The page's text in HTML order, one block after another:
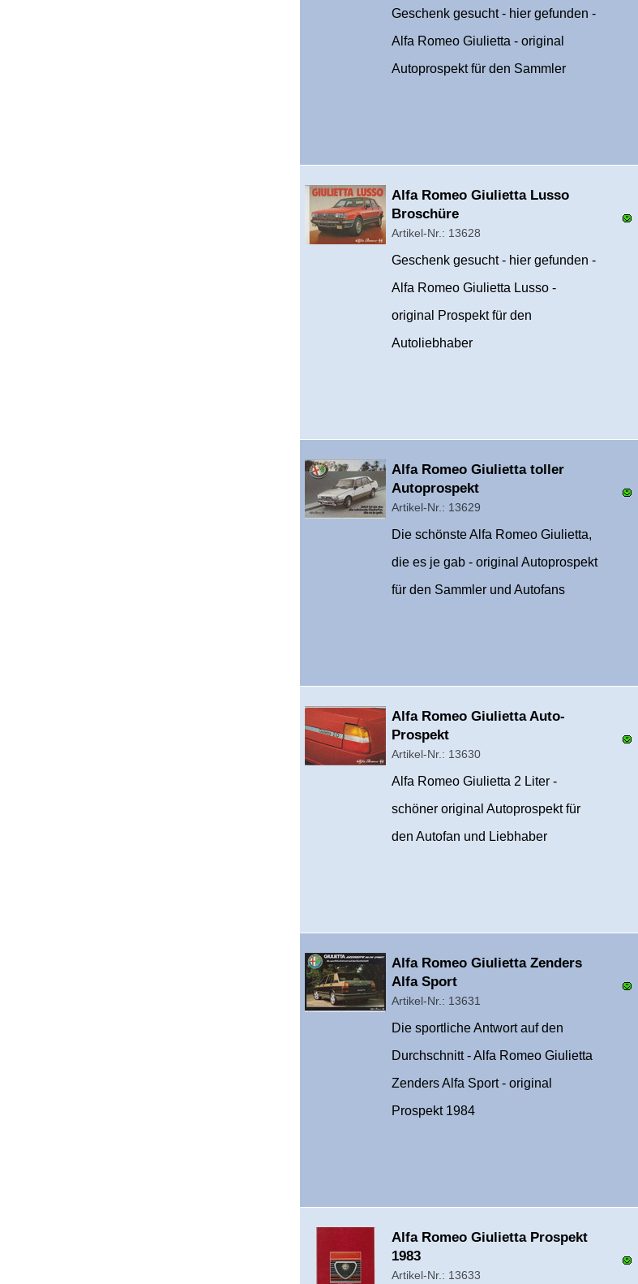
Geschenk gesucht - hier gefunden -
Alfa Romeo Giulietta - original
Autoprospekt für den Sammler
Überschrift
1
Alfa Romeo Giulietta Lusso
Broschüre
Artikel-Nr.: 13628
Geschenk gesucht - hier gefunden -
Alfa Romeo Giulietta Lusso -
original Prospekt für den
Autoliebhaber
Überschrift
1
Alfa Romeo Giulietta toller
Autoprospekt
Artikel-Nr.: 13629
Die schönste Alfa Romeo Giulietta,
die es je gab - original Autoprospekt
für den Sammler und Autofans
Überschrift
1
Alfa Romeo Giulietta Auto-
Prospekt
Artikel-Nr.: 13630
Alfa Romeo Giulietta 2 Liter -
schöner original Autoprospekt für
den Autofan und Liebhaber
Überschrift
1
Alfa Romeo Giulietta Zenders
Alfa Sport
Artikel-Nr.: 13631
Die sportliche Antwort auf den
Durchschnitt - Alfa Romeo Giulietta
Zenders Alfa Sport - original
Prospekt 1984
Überschrift
1
Alfa Romeo Giulietta Prospekt
1983
Artikel-Nr.: 13633